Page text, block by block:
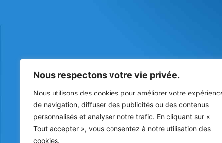
Nous respectons votre vie privée.
Nous utilisons des cookies pour améliorer votre
de navigation, diffuser des publicités ou des contenus
personnalisés et analyser notre trafic. En cliquant sur «
Tout accepter », vous consentez à notre utilisation des
cookies.